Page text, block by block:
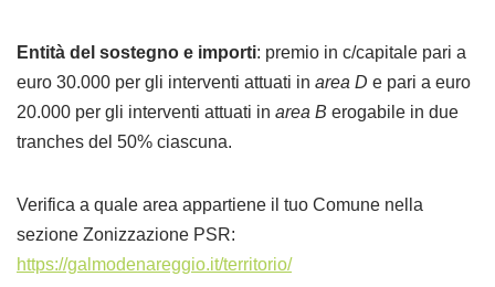
Entità del sostegno e importi: premio in c/capitale pari a
euro 30.000 per gli interventi attuati in area D e pari a euro
20.000 per gli interventi attuati in area B erogabile in due
tranches del 50% ciascuna.
Verifica a quale area appartiene il tuo Comune nella
sezione Zonizzazione PSR:
https://galmodenareggio.it/territorio/